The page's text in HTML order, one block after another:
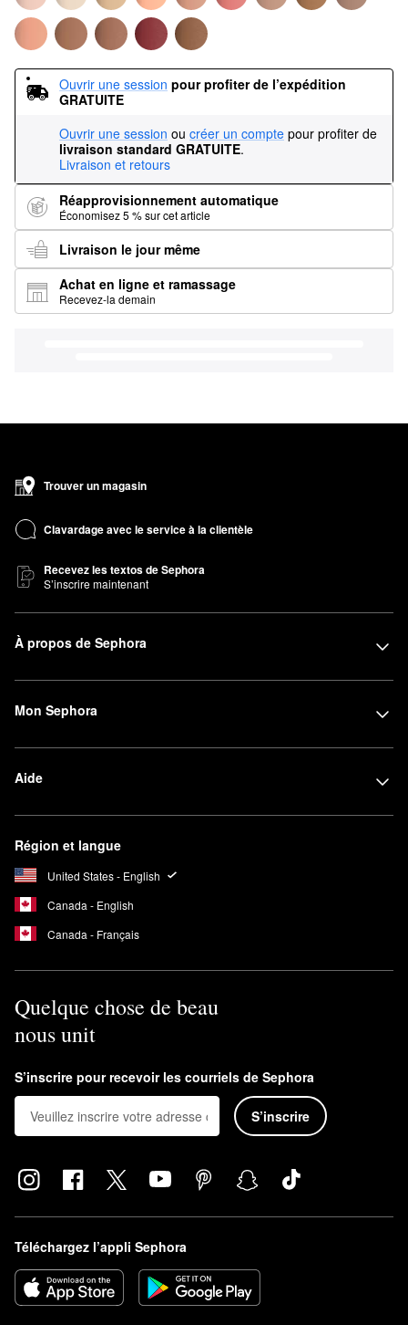
Ouvrir une session pour profiter de l’expédition
GRATUITE
Ouvrir une session ou créer un compte pour profiter de
livraison standard GRATUITE.
Livraison et retours
Réapprovisionnement automatique
Économisez 5 % sur cet article
Livraison le jour même
Achat en ligne et ramassage
Recevez-la demain
Trouver un magasin
Clavardage avec le service à la clientèle
Recevez les textos de Sephora
S’inscrire maintenant
À propos de Sephora
Mon Sephora
Aide
Région et langue
United States - English
Canada - English
Canada - Français
Quelque chose de beau
nous unit
S’inscrire pour recevoir les courriels de Sephora
S’inscrire
Téléchargez l’appli Sephora